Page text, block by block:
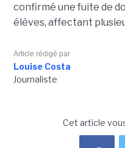
confirmé une fuite de
élèves, affectant
Article rédigé par
Louise Costa
Journaliste
Cet article